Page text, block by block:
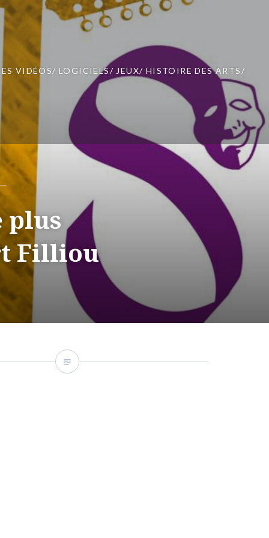
VIDÉOS/ LOGICIELS/ JEUX/ HISTOIRE DES ARTS/
plus
Filliou